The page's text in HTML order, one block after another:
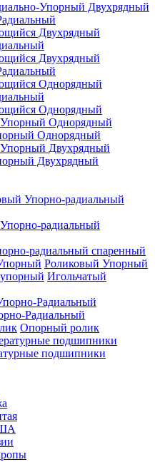
Упорный Двухрядный
Двухрядный
Однорядный
Однорядный
Двухрядный
Упорно-радиальный
радиальный спаренный
Роликовый Упорный
Игольчатый
Радиальный
Опорный ролик
подшипники